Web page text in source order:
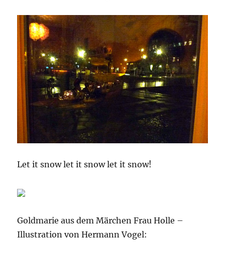
Let it snow let it snow let it snow!
Goldmarie aus dem Märchen Frau Holle –
Illustration von Hermann Vogel: